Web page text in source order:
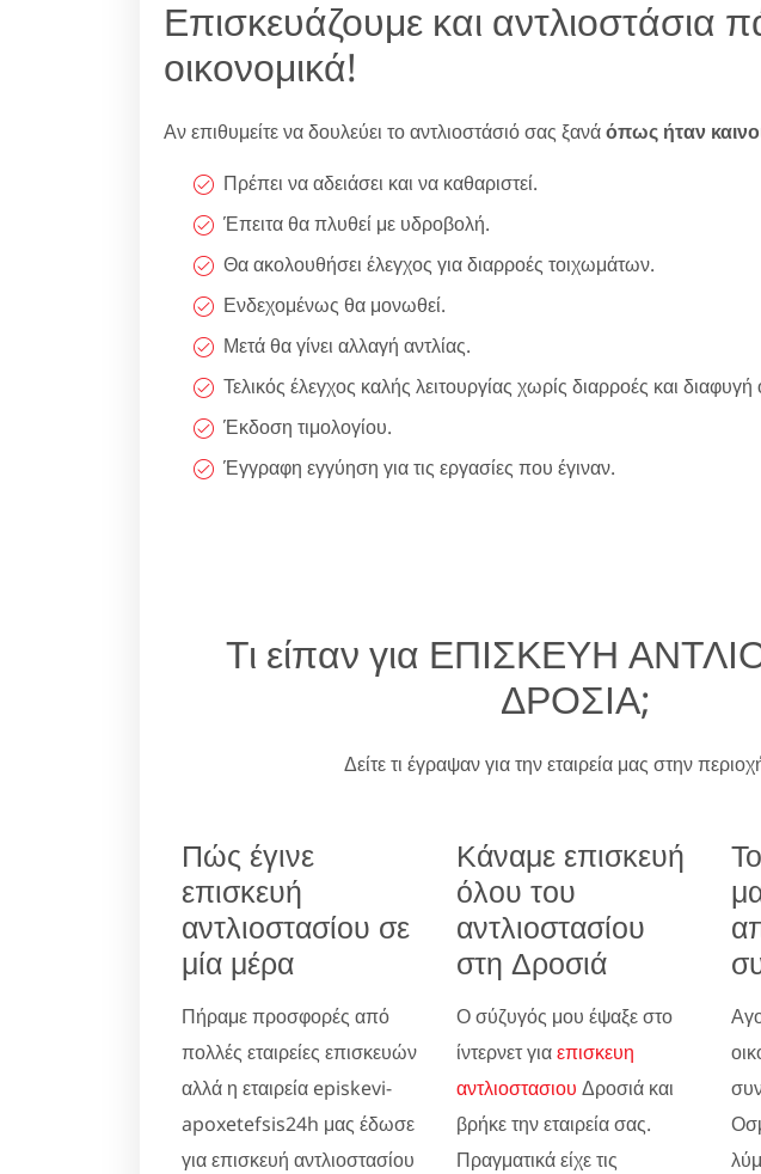
Επισκευάζουμε και αντλιοστάσια
οικονομικά!
Αν επιθυμείτε να δουλεύει το αντλιοστάσιό σας ξανάόπως ήταν
Πρέπει να αδειάσει και να καθαριστεί.
Έπειτα θα πλυθεί με υδροβολή.
Θα ακολουθήσει έλεγχος για διαρροές τοιχωμάτων.
Ενδεχομένως θα μονωθεί.
Μετά θα γίνει αλλαγή αντλίας.
Τελικός έλεγχος καλής λειτουργίας χωρίς διαρροές και
Έκδοση τιμολογίου.
Έγγραφη εγγύηση για τις εργασίες που έγιναν.
Τι είπαν για ΕΠΙΣΚΕΥΗ
ΔΡΟΣΙΑ;
Δείτε τι έγραψαν για την εταιρεία μας στην
Πώς έγινε
επισκευή
αντλιοστασίου σε
μία μέρα
Πήραμε προσφορές από
πολλές εταιρείες επισκευών
αλλά η εταιρεία episkevi-
apoxetefsis24h μας έδωσε
για επισκευή αντλιοστασίου
Κάναμε επισκευή
όλου του
αντλιοστασίου
στη Δροσιά
Ο σύζυγός μου έψαξε στο
ίντερνετ γιαεπισκευη
αντλιοστασιου Δροσιά και
βρήκε την εταιρεία σας.
Πραγματικά είχε τις